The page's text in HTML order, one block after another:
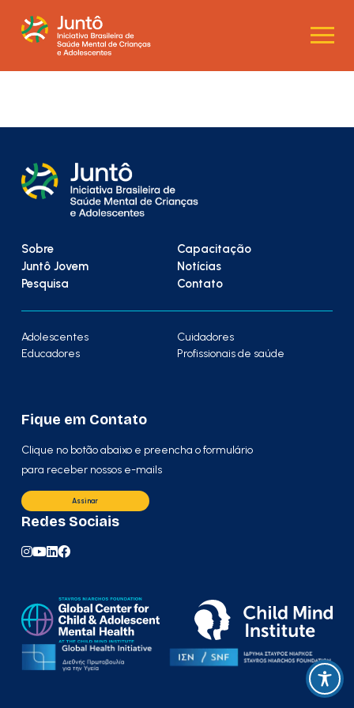
Sobre
Capacitação
Juntô Jovem
Notícias
Pesquisa
Contato
Adolescentes
Cuidadores
Educadores
Profissionais de saúde
Fique em Contato
Clique no botão abaixo e preencha o formulário
para receber nossos e-mails
Assinar
Redes Sociais